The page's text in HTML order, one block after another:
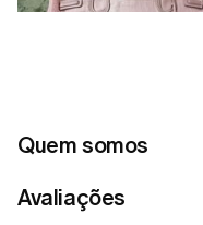
Quem somos
Avaliações